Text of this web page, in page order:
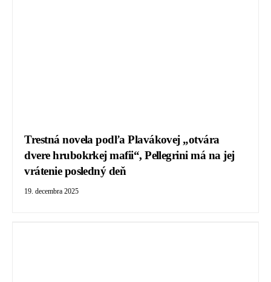
Trestná novela podľa Plavákovej „otvára
dvere hrubokrkej mafii“, Pellegrini má na jej
vrátenie posledný deň
19. decembra 2025